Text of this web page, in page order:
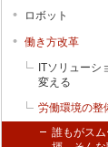
ロボット
働き方改革
ITソリューシ
変える
労働環境の整
誰もがス